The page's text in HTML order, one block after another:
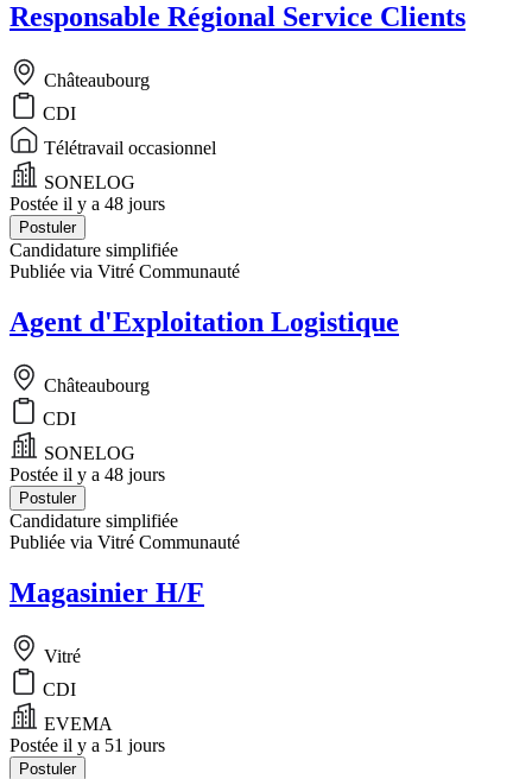
Responsable Régional Service Clients
Châteaubourg
CDI
Télétravail occasionnel
SONELOG
Postée il y a 48 jours
Postuler
Candidature simplifiée
Publiée via Vitré Communauté
Agent d'Exploitation Logistique
Châteaubourg
CDI
SONELOG
Postée il y a 48 jours
Postuler
Candidature simplifiée
Publiée via Vitré Communauté
Magasinier H/F
Vitré
CDI
EVEMA
Postée il y a 51 jours
Postuler